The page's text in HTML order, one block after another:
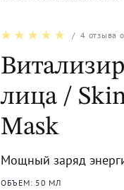
/4 отзыва
лица /
Mask
Мощный заряд
ОБЪЕМ: 50 МЛ